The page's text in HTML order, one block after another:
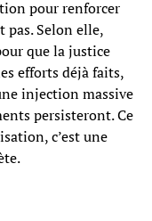
pour renforcer
Selon elle,
que la justice
efforts déjà faits,
injection massive
persisteront. Ce
c’est une